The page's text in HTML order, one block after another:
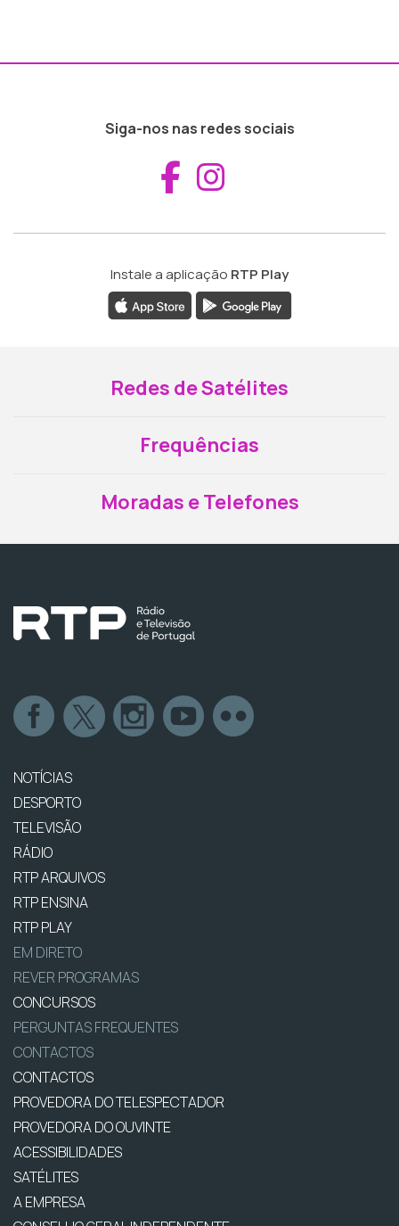
Siga-nos nas redes sociais
Aceder ao
Instale a aplicação RTP Play
Redes de Satélites
Frequências
Moradas e Telefones
NOTÍCIAS
DESPORTO
TELEVISÃO
RÁDIO
RTP ARQUIVOS
RTP ENSINA
RTP PLAY
EM DIRETO
REVER PROGRAMAS
CONCURSOS
PERGUNTAS FREQUENTES
CONTACTOS
CONTACTOS
PROVEDORA DO TELESPECTADOR
PROVEDORA DO OUVINTE
ACESSIBILIDADES
SATÉLITES
A EMPRESA